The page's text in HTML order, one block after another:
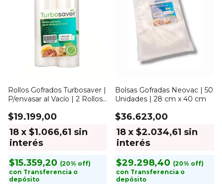
Rollos Gofrados Turbosaver |
P/envasar al Vacío | 2 Rollos |
$19.199,00
18 x $1.066,61 sin
interés
$15.359,20
con Transferencia o
depósito
Bolsas Gofradas Neovac | 50
Unidades | 28 cm x 40 cm
$36.623,00
18 x $2.034,61 sin
interés
$29.298,40
con Transferencia o
depósito